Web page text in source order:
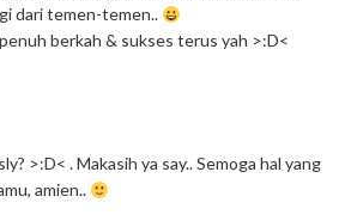
dari temen-temen..
berkah & sukses terus yah >:D<
>:D< . Makasih ya say.. Semoga hal yang
amien..